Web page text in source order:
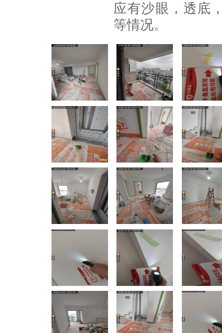
应有沙眼，透底
等情况。